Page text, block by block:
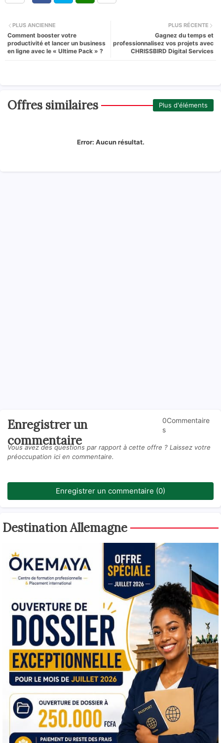
PLUS RÉCENTE
Gagnez du temps et
professionnalisez vos projets avec
CHRISSBIRD Digital Services
PLUS ANCIENNE
Comment booster votre
productivité et lancer un business
en ligne avec le « Ultime Pack » ?
Offres similaires Plus d'éléments
Error: Aucun résultat.
Enregistrer un
commentaire
0Commentaire
s
Vous avez des questions par rapport à cette offre ? Laissez votre
préoccupation ici en commentaire.
Enregistrer un commentaire (0)
Destination Allemagne